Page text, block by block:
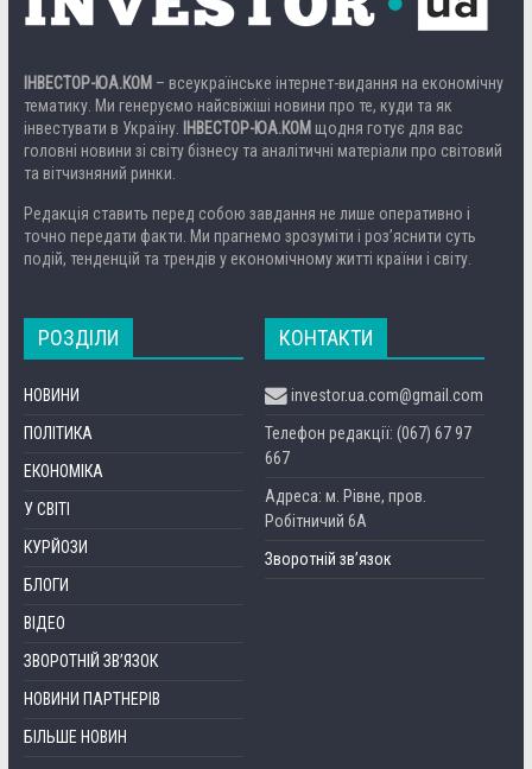
ІНВЕСТОР-ЮА.КОМ – всеукраїнське інтернет-видання на економічну
тематику. Ми генеруємо найсвіжіші новини про те, куди та як
інвестувати в Україну.
ІНВЕСТОР-ЮА.КОМ щодня готує для вас
головні новини зі світу бізнесу та аналітичні матеріали про світовий
та вітчизняний ринки.
Редакція ставить перед собою завдання не лише оперативно і
точно передати факти. Ми прагнемо зрозуміти і роз’яснити суть
подій, тенденцій та трендів у економічному житті країни і світу.
РОЗДІЛИ
НОВИНИ
ПОЛІТИКА
ЕКОНОМІКА
У СВІТІ
КУРЙОЗИ
БЛОГИ
ВІДЕО
ЗВОРОТНІЙ ЗВ’ЯЗОК
НОВИНИ ПАРТНЕРІВ
БІЛЬШЕ НОВИН
КОНТАКТИ
investor.ua.com@gmail.com
Телефон редакції: (067) 67 97
667
Адреса: м. Рівне, пров.
Робітничий 6А
Зворотній зв’язок